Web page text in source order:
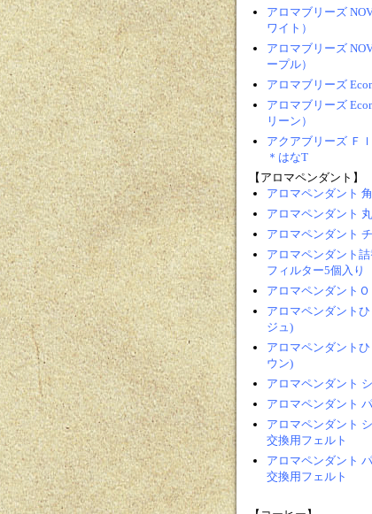
アロマブリーズ
ワイト）
アロマブリーズ
ープル）
アロマブリーズ
アロマブリーズ
リーン）
アクアブリーズ Ｆ
＊はなT
【アロマペンダント】
アロマペンダント
アロマペンダント
アロマペンダント
アロマペンダント
フィルター5個入り
アロマペンダント
アロマペンダント
ジュ)
アロマペンダントひ
ウン)
アロマペンダント
アロマペンダント
アロマペンダント
交換用フェルト
アロマペンダント
交換用フェルト